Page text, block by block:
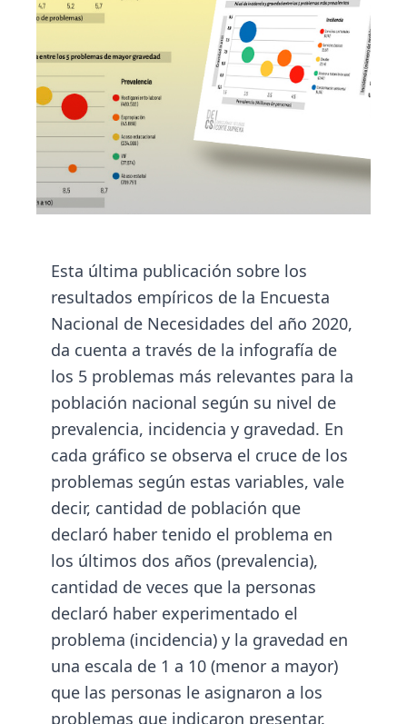
Esta última publicación sobre los
resultados empíricos de la Encuesta
Nacional de Necesidades del año 2020,
da cuenta a través de la infografía de
los 5 problemas más relevantes para la
población nacional según su nivel de
prevalencia, incidencia y gravedad. En
cada gráfico se observa el cruce de los
problemas según estas variables, vale
decir, cantidad de población que
declaró haber tenido el problema en
los últimos dos años (prevalencia),
cantidad de veces que la personas
declaró haber experimentado el
problema (incidencia) y la gravedad en
una escala de 1 a 10 (menor a mayor)
que las personas le asignaron a los
problemas que indicaron presentar.